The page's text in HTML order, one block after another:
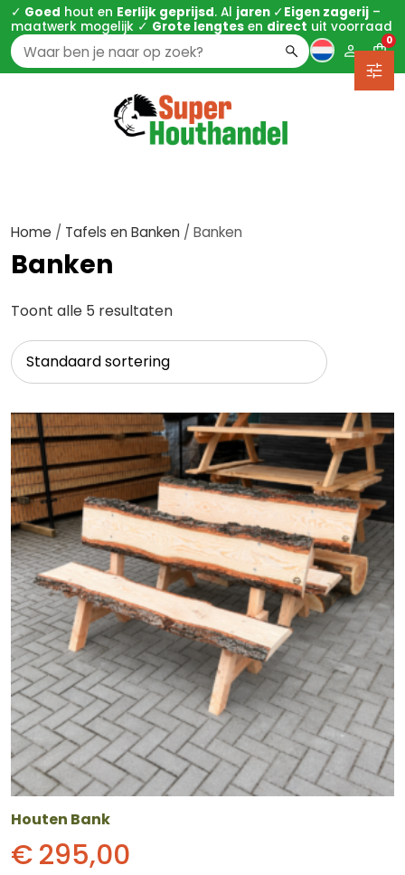
✓ Goed hout en Eerlijk geprijsd. Al jaren ✓Eigen zagerij –
maatwerk mogelijk ✓ Grote lengtes en direct uit voorraad
Zoeken
naar:
0
Home / Tafels en Banken / Banken
Banken
Toont alle 5 resultaten
Houten Bank
€295,00